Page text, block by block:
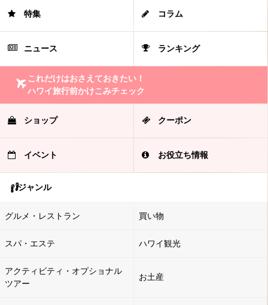
特集 コラム
ニュース ランキング
これだけはおさえておきたい！
ハワイ旅行前かけこみチェック
ショップ クーポン
イベント お役立ち情報
ジャンル
グルメ・レストラン 買い物
スパ・エステ ハワイ観光
アクティビティ・オプショナル
ツアー
お土産